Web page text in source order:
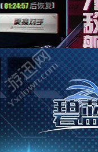
尾巴力